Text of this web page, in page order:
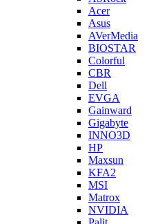
Acer
Asus
AVerMedia
BIOSTAR
Colorful
CBR
Dell
EVGA
Gainward
Gigabyte
INNO3D
HP
Maxsun
KFA2
MSI
Matrox
NVIDIA